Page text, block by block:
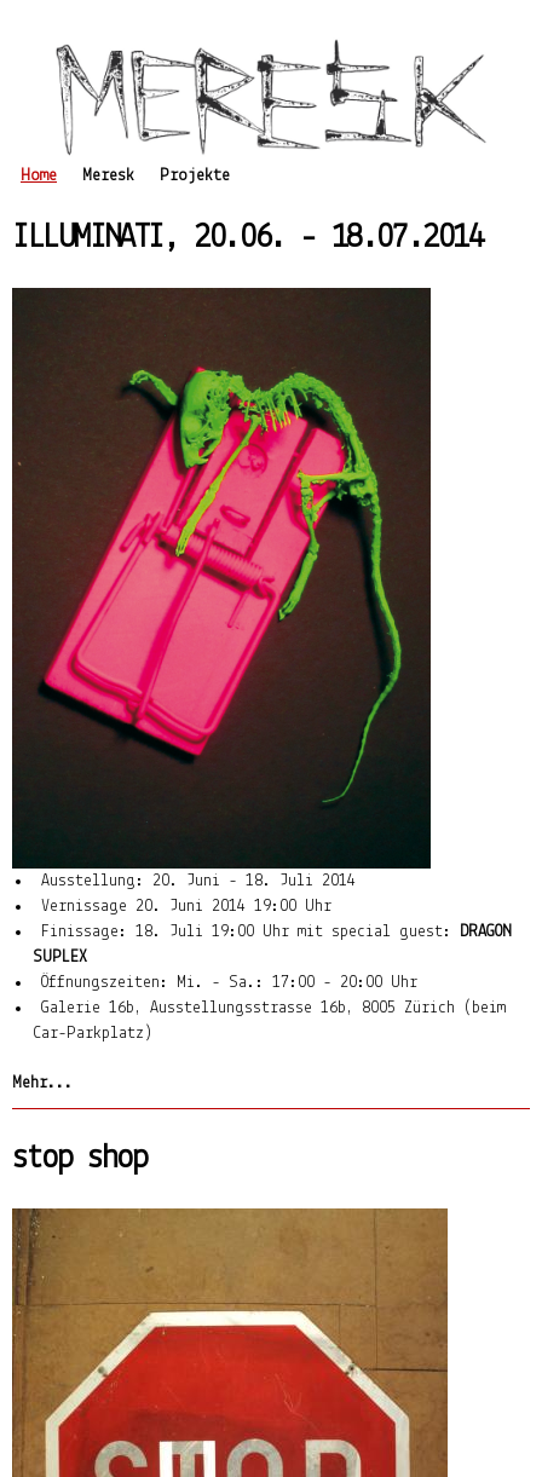
content
Main menu
Home Meresk Projekte
ILLUMINATI, 20.06. - 18.07.2014
Ausstellung: 20. Juni - 18. Juli 2014
Vernissage 20. Juni 2014 19:00 Uhr
Finissage: 18. Juli 19:00 Uhr mit special guest:
DRAGON
SUPLEX
Öffnungszeiten: Mi. - Sa.: 17:00 - 20:00 Uhr
Galerie 16b, Ausstellungsstrasse 16b, 8005 Zürich (beim
Car-Parkplatz)
Mehr...
stop shop